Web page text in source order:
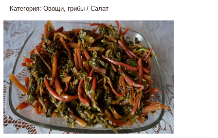
Категория: Овощи, грибы / Салат